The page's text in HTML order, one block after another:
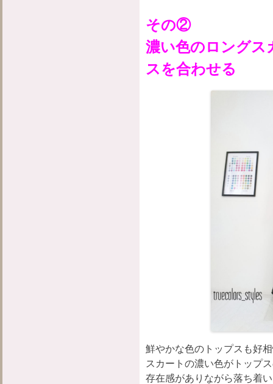
その②
濃い色のロングス
スを合わせる
鮮やかな色のトップスも好
スカートの濃い色がトップ
存在感がありながら落ち着